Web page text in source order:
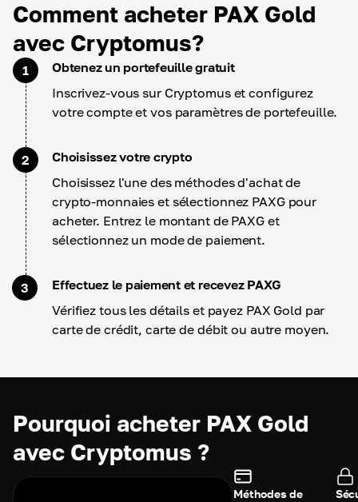
Comment acheter PAX Gold
avec Cryptomus?
1
Obtenez un portefeuille gratuit
Inscrivez-vous sur Cryptomus et configurez
votre compte et vos paramètres de portefeuille.
2
Choisissez votre crypto
Choisissez l'une des méthodes d'achat de
crypto-monnaies et sélectionnez PAXG pour
acheter. Entrez le montant de PAXG et
sélectionnez un mode de paiement.
3
Effectuez le paiement et recevez PAXG
Vérifiez tous les détails et payez PAX Gold par
carte de crédit, carte de débit ou autre moyen.
Pourquoi acheter PAX Gold
avec Cryptomus ?
Méthodes de